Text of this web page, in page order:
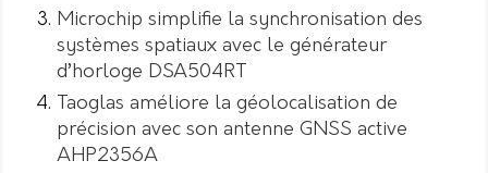
Microchip simplifie la synchronisation des
systèmes spatiaux avec le générateur
d’horloge DSA504RT
Taoglas améliore la géolocalisation de
précision avec son antenne GNSS active
AHP2356A